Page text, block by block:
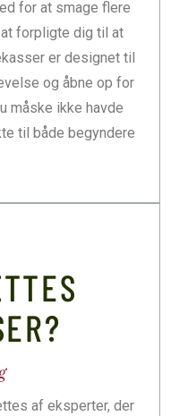
for at smage flere
forpligte dig til at
er designet til
og åbne op for
måske ikke havde
til både begyndere
af eksperter, der